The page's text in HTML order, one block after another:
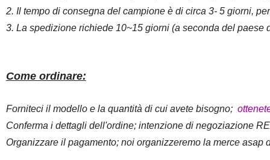
2. Il tempo di consegna del campione è di circa 3- 5 giorni,
3. La spedizione richiede 10~15 giorni (a seconda del paese
Come ordinare:
Forniteci il modello e la quantità di cui avete bisogno;
Conferma i dettagli dell'ordine; intenzione di negoziazione
Organizzare il pagamento; noi organizzeremo la merce asap